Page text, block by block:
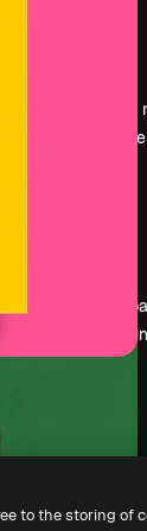
Lavora con
Cerca
Sala stampa
Cerchi
to the storing of